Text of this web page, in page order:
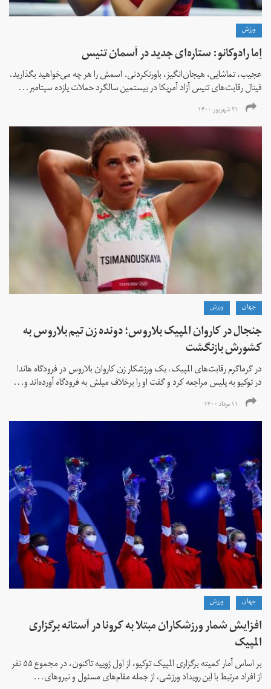
ورزش
اِما رادوکانو: ستاره‌ای جدید در آسمان تنیس
عجیب، تماشایی، هیجان‌انگیز، باورنکردنی. اسمش را هر چه می‌خواهید بگذارید.
فینال رقابت‌های تنیس آزاد آمریکا در بیستمین سالگرد حملات یازده سپتامبر...
۲۱ شهریور ۱۴۰۰
جهان ورزش
جنجال در کاروان المپیک بلاروس؛ دونده زن تیم بلاروس به
کشورش بازنگشت
در گرماگرم رقابت‌های المپیک، یک ورزشکار زن کاروان بلاروس در فرودگاه هاندا
در توکیو به پلیس مراجعه کرد و گفت او را برخلاف میلش به فرودگاه آورده‌اند و...
۱۱ مرداد ۱۴۰۰
جهان ورزش
افزایش شمار ورزشکاران مبتلا به کرونا در آستانه برگزاری
المپیک
بر اساس آمار کمیته برگزاری المپیک توکیو، از اول ژوییه تاکنون، در مجموع ۵۵ نفر
از افراد مرتبط با این رویداد ورزشی، از جمله مقام‌های مسئول و نیروهای...